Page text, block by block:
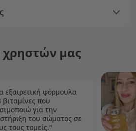
μας
εξαιρετική φόρμουλα
βιταμίνες που
για την
του σώματος σε
τους τομείς."